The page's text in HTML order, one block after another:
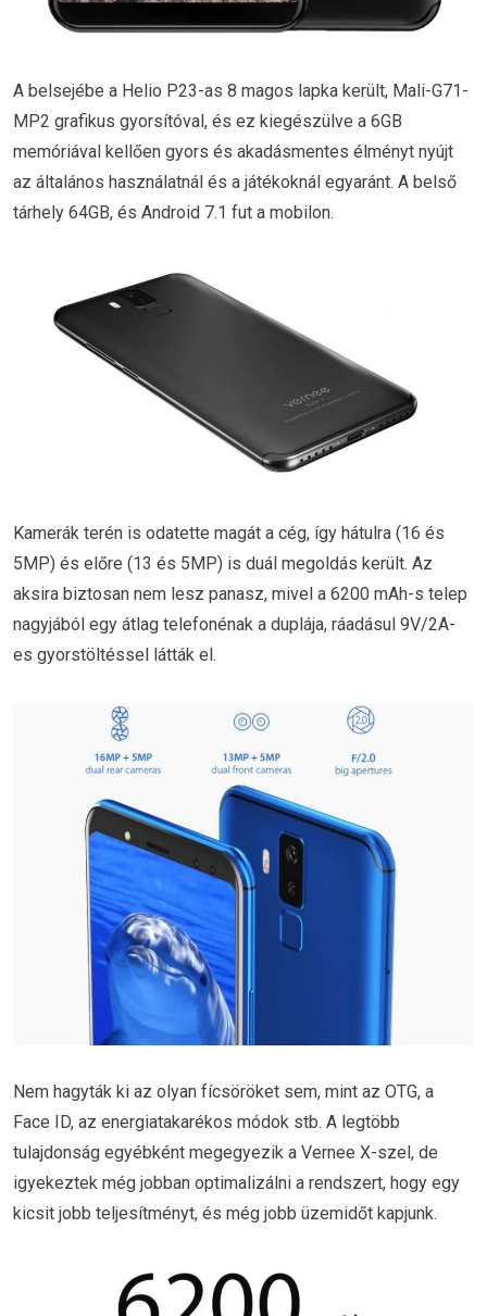
A belsejébe a Helio P23-as 8 magos lapka került, Mali-G71-
MP2 grafikus gyorsítóval, és ez kiegészülve a 6GB
memóriával kellően gyors és akadásmentes élményt nyújt
az általános használatnál és a játékoknál egyaránt. A belső
tárhely 64GB, és Android 7.1 fut a mobilon.
Kamerák terén is odatette magát a cég, így hátulra (16 és
5MP) és előre (13 és 5MP) is duál megoldás került. Az
aksira biztosan nem lesz panasz, mivel a 6200 mAh-s telep
nagyjából egy átlag telefonénak a duplája, ráadásul 9V/2A-
es gyorstöltéssel látták el.
Nem hagyták ki az olyan fícsöröket sem, mint az OTG, a
Face ID, az energiatakarékos módok stb. A legtöbb
tulajdonság egyébként megegyezik a Vernee X-szel, de
igyekeztek még jobban optimalizálni a rendszert, hogy egy
kicsit jobb teljesítményt, és még jobb üzemidőt kapjunk.